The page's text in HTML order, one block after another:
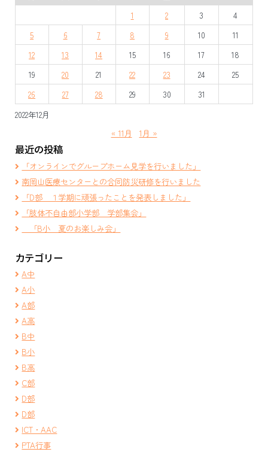
2022年12月
1
2 3
4
5
6 7 8 9 10
11
12
13 14 15 16 17
18
19
20 21 22 23 24
25
26
27 28 29 30 31
« 11月 1月 »
最近の投稿
「オンラインでグループホーム見学を行いました」
南岡山医療センターとの合同防災研修を行いました
「D部 １学期に頑張ったことを発表しました」
「肢体不自由部小学部 学部集会」
「B小 夏のお楽しみ会」
カテゴリー
A中
A小
A部
A高
B中
B小
B高
C部
D部
D部
ICT・AAC
PTA行事